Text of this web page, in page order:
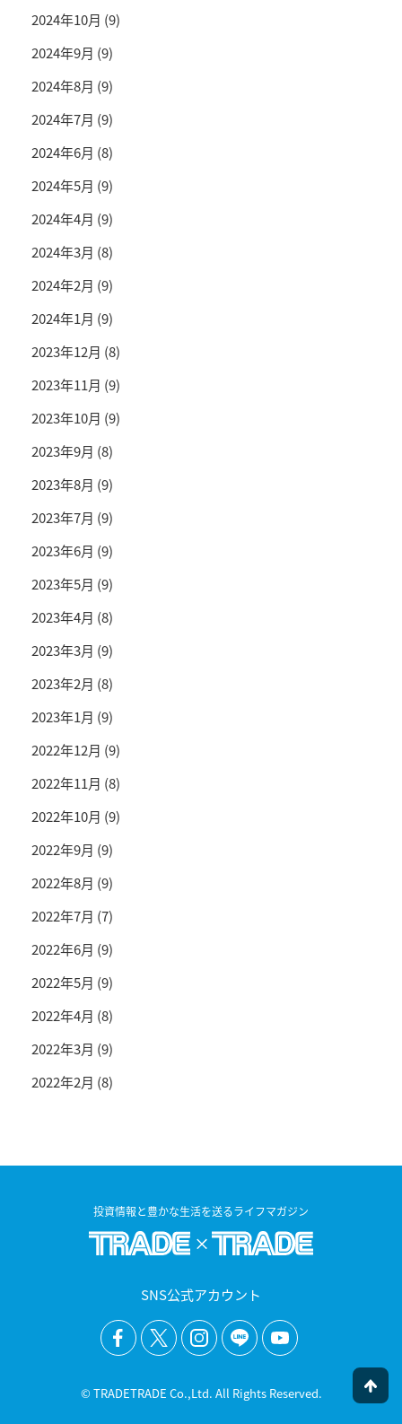
2024年10月 (9)
2024年9月 (9)
2024年8月 (9)
2024年7月 (9)
2024年6月 (8)
2024年5月 (9)
2024年4月 (9)
2024年3月 (8)
2024年2月 (9)
2024年1月 (9)
2023年12月 (8)
2023年11月 (9)
2023年10月 (9)
2023年9月 (8)
2023年8月 (9)
2023年7月 (9)
2023年6月 (9)
2023年5月 (9)
2023年4月 (8)
2023年3月 (9)
2023年2月 (8)
2023年1月 (9)
2022年12月 (9)
2022年11月 (8)
2022年10月 (9)
2022年9月 (9)
2022年8月 (9)
2022年7月 (7)
2022年6月 (9)
2022年5月 (9)
2022年4月 (8)
2022年3月 (9)
2022年2月 (8)
投資情報と豊かな生活を送るライフマガジン
SNS公式アカウント
© TRADETRADE Co.,Ltd. All Rights Reserved.